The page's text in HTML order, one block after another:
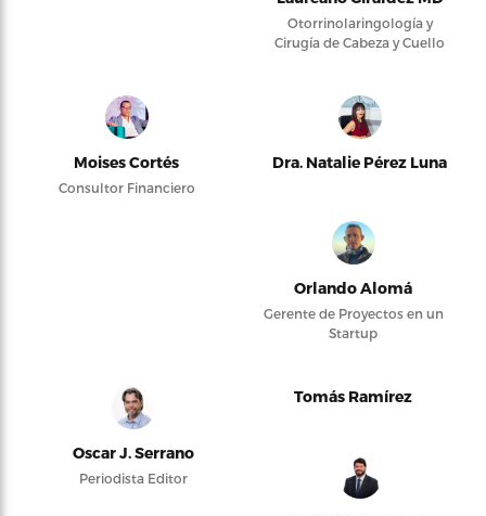
Otorrinolaringología y
Cirugía de Cabeza y Cuello
Moises Cortés
Consultor Financiero
Dra. Natalie Pérez Luna
Orlando Alomá
Gerente de Proyectos en un
Startup
Oscar J. Serrano
Periodista Editor
Tomás Ramírez